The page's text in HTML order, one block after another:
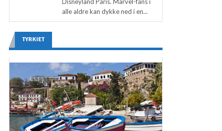
alle aldre kan dykke ned i en...
TYRKIET